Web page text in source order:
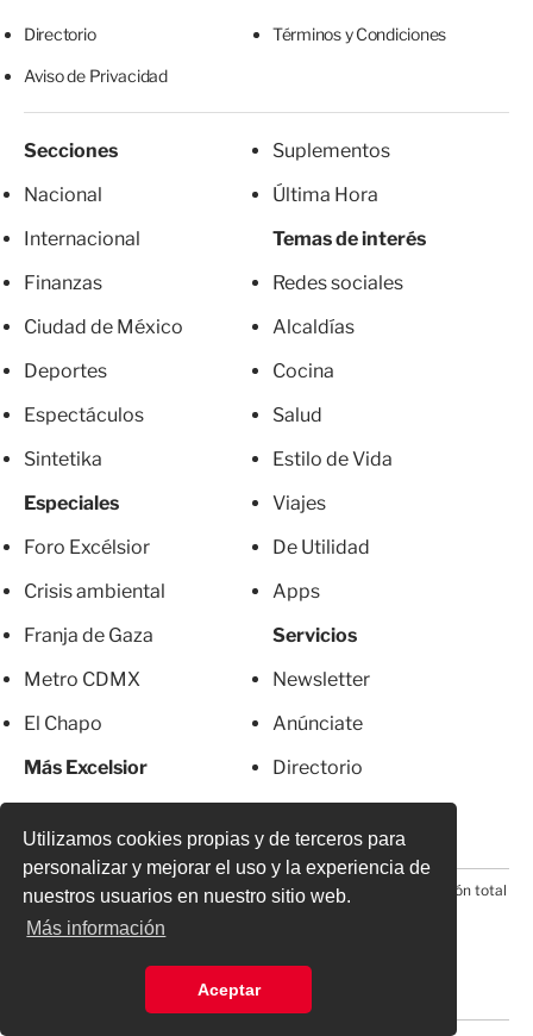
Utilizamos cookies propias y de terceros para
personalizar y mejorar el uso y la experiencia de
nuestros usuarios en nuestro sitio web.
Más información
Aceptar
Directorio Términos y Condiciones
Aviso de Privacidad
Secciones
Nacional
Internacional
Finanzas
Ciudad de México
Deportes
Espectáculos
Sintetika
Especiales
Foro Excélsior
Crisis ambiental
Franja de Gaza
Metro CDMX
El Chapo
Más Excelsior
Suplementos
Última Hora
Temas de interés
Redes sociales
Alcaldías
Cocina
Salud
Estilo de Vida
Viajes
De Utilidad
Apps
Servicios
Newsletter
Anúnciate
Directorio
© 2026 Todos los derechos reservados. Prohibida la reproducción total
o parcial, incluyendo cualquier medio electrónico*